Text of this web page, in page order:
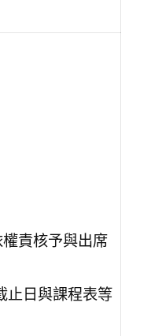
責核予與出席
止日與課程表等